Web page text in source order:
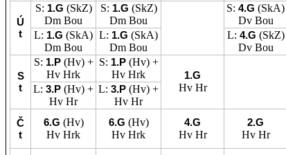
Ú
t
S: 1.G (SkZ)
Dm Bou
S: 1.G (SkZ)
Dm Bou
S: 4.G (SkA)
DvBou
L: 1.G (SkA)
Dm Bou
L: 1.G (SkA)
Dm Bou
L: 4.G (SkZ)
DvBou
S
t
S: 1.P (Hv) +
Hv Hrk
S: 1.P (Hv) +
Hv Hrk
1.G
HvHr
L: 3.P (Hv) +
Hv Hr
L: 3.P (Hv) +
Hv Hr
Č
t
6.G (Hv)
Hv Hrk
6.G (Hv)
Hv Hrk
4.G
HvHr
2.G
HvHr